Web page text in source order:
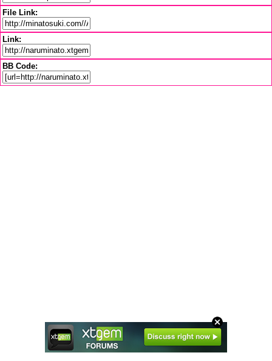
File Link:
Link:
BB Code: